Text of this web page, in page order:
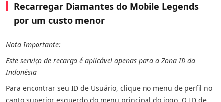
Recarregar Diamantes do Mobile Legends
por um custo menor
Nota Importante:
Este serviço de recarga é aplicável apenas para a Zona ID da
Indonésia.
Para encontrar seu ID de Usuário, clique no menu de perfil no
canto superior esquerdo do menu principal do jogo. O ID de